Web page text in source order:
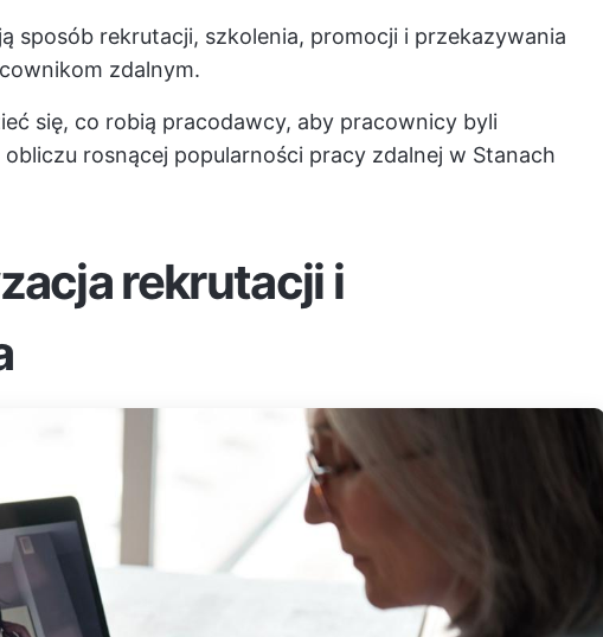
sposób rekrutacji, szkolenia, promocji i przekazywania
zdalnym.
się, co robią pracodawcy, aby pracownicy byli
rosnącej popularności pracy zdalnej w Stanach
rekrutacji i